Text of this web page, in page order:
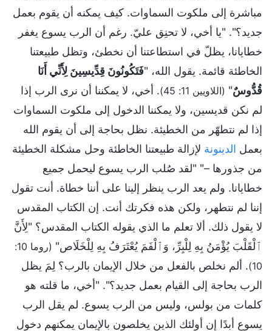
مباشرة إلى ملكوت السماوات. كيف يمكنه أن يقوم بعمل
جديد؟". "يا أخي، لا تحنِق عليّ. رغم أن الرب يسوع يغفر
خطايانا، يظلّ في استطاعتنا أن نخطئ، وتظل طبيعتنا
الخاطئة قائمة. يقول الله، "فَتَكُونُونَ قِدِّيسِينَ لِأَنِّي أَنَا
قُدُّوسٌ" (اللاويين 11: 45)
. أخي، لا يمكننا أن نرى الرب إذا
لم نكن قديسين، ولا يمكننا الدخول إلى ملكوت السماوات
إذا لم نتطهّر من الخطيئة. نظل بحاجة إلى أن يقوم الله
بعمل الدينونة لإزالة طبيعتنا الخاطئة وحل مشكلة الخطيئة
من جذورها –" "لقد صُلب الرب يسوع ليحمل جميع
خطايانا. ولم يعد الرب ينظر إلينا على أننا خطاة. أنت تقول
إننا لم نتطهر، ولكن هذه فكرتك أنت. إن الكتاب المقدس
لا يقول ذلك. ألا تعلم ما الذي يقوله الكتاب المقدس؟ "لِأَنَّ
ٱلْقَلْبَ يُؤْمَنُ بِهِ لِلْبِرِّ، وَٱلْفَمَ يُعْتَرَفُ بِهِ لِلْخَلَاص"
(روما 10:
10) . ألم نخلص بالفعل من خلال الإيمان بالرب؟ لِمَ يظل
الرب بحاجة إلى القيام بعمل جديد؟". "أخي، ما قلته هو
كلمات من بولس، وليس من الرب يسوع. لم يقل الرب
يسوع أبدًا إن أولئك الذين يخلصون بالإيمان يمكنهم دخول